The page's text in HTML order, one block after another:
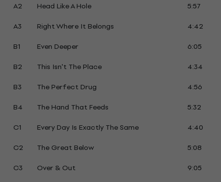
A2
Head Like A Hole
5:57
A3
Right Where It Belongs
4:42
B1
Even Deeper
6:05
B2
This Isn't The Place
4:34
B3
The Perfect Drug
4:56
B4
The Hand That Feeds
5:32
C1
Every Day Is Exactly The Same
4:40
C2
The Great Below
5:08
C3
Over & Out 9:05